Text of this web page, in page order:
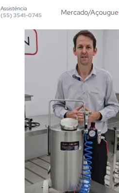
Assistência
(55) 3541-0745
Mercado/Açougue